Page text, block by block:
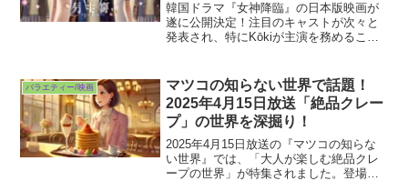
韓国ドラマ『女神降臨』の日本版映画が
遂に公開決定！注目のキャストが次々と
発表され、特にKōkiが主演を務めること
かについても多くの憶測が飛び交いまし
たが、実際に発表され...
バラエティー/映画
マツコの知らない世界で話題！
2025年4月15日放送「絶品クレー
プ」の世界を深掘り！
2025年4月15日放送の『マツコの知らな
い世界』では、「大人が楽しむ絶品クレ
ープの世界」が特集されました。登場し